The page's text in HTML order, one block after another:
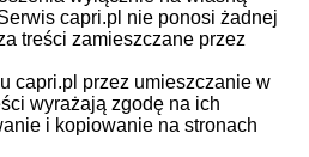
capri.pl nie ponosi żadnej
treści zamieszczane przez
capri.pl przez umieszczanie w
wyrażają zgodę na ich
i kopiowanie na stronach